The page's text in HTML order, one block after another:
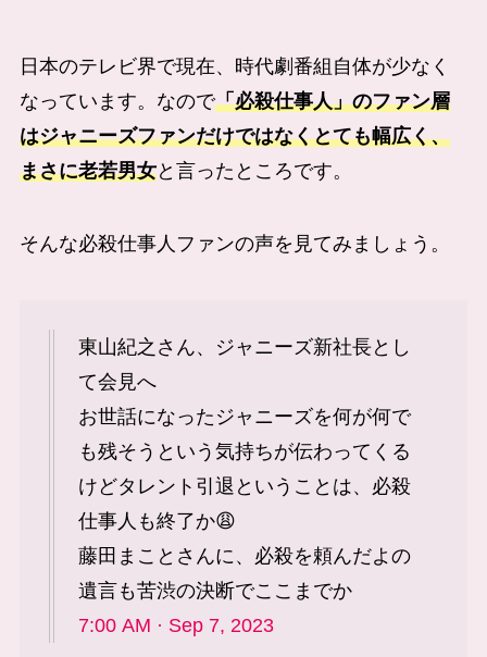
日本のテレビ界で現在、時代劇番組自体が少なく
なっています。なので「必殺仕事人」のファン層
はジャニーズファンだけではなくとても幅広く、
まさに老若男女と言ったところです。
そんな必殺仕事人ファンの声を見てみましょう。
東山紀之さん、ジャニーズ新社長とし
て会見へ
お世話になったジャニーズを何が何で
も残そうという気持ちが伝わってくる
けどタレント引退ということは、必殺
仕事人も終了か😩
藤田まことさんに、必殺を頼んだよの
遺言も苦渋の決断でここまでか
7:00 AM · Sep 7, 2023